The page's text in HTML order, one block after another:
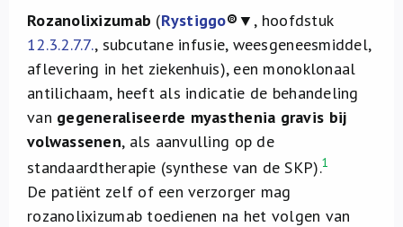
Rozanolixizumab (Rystiggo®▼, hoofdstuk
12.3.2.7.7., subcutane infusie, weesgeneesmiddel,
aflevering in het ziekenhuis), een monoklonaal
antilichaam, heeft als indicatie de behandeling
van gegeneraliseerde myasthenia gravis bij
volwassenen, als aanvulling op de
standaardtherapie (synthese van de SKP).1
De patiënt zelf of een verzorger mag
rozanolixizumab toedienen na het volgen van